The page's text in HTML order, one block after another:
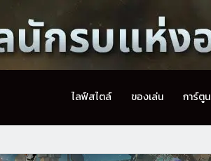
ไลฟ์สไตล์ ของเล่น การ์ตูน